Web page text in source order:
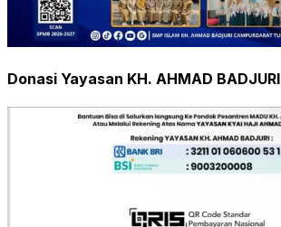
Donasi Yayasan KH. AHMAD BADJURI